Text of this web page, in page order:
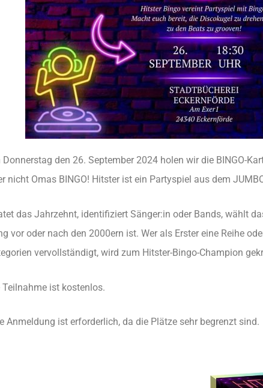
Donnerstag den 26. September 2024 holen wir die BINGO-
nicht Omas BINGO! Hitster ist ein Partyspiel aus dem
das Jahrzehnt, identifiziert Sänger:in oder Bands, wählt
vor oder nach den 2000ern ist. Wer als Erster eine Reihe
vervollständigt, wird zum Hitster-Bingo-Champion
Teilnahme ist kostenlos.
Anmeldung ist erforderlich, da die Plätze sehr begrenzt sind.